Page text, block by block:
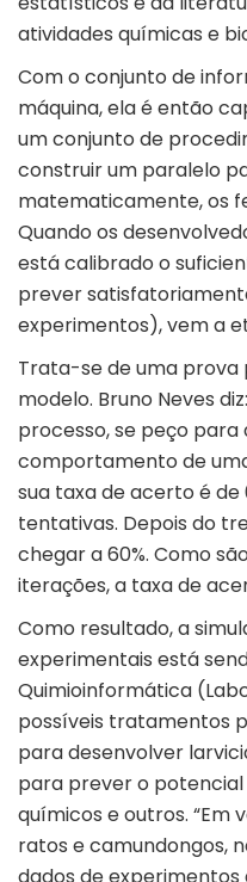
atividades químicas e
Com o conjunto de
máquina, ela é então
um conjunto de
construir um paralelo
matematicamente, os
Quando os
está calibrado o
prever
experimentos), vem a
Trata-se de uma prova
modelo. Bruno Neves
processo, se peço para
comportamento de
sua taxa de acerto é de
tentativas. Depois do
chegar a 60%. Como
iterações, a taxa de
Como resultado, a
experimentais está
Quimioinformática
possíveis tratamentos
para desenvolver
para prever o
químicos e outros. “Em
ratos e camundongos,